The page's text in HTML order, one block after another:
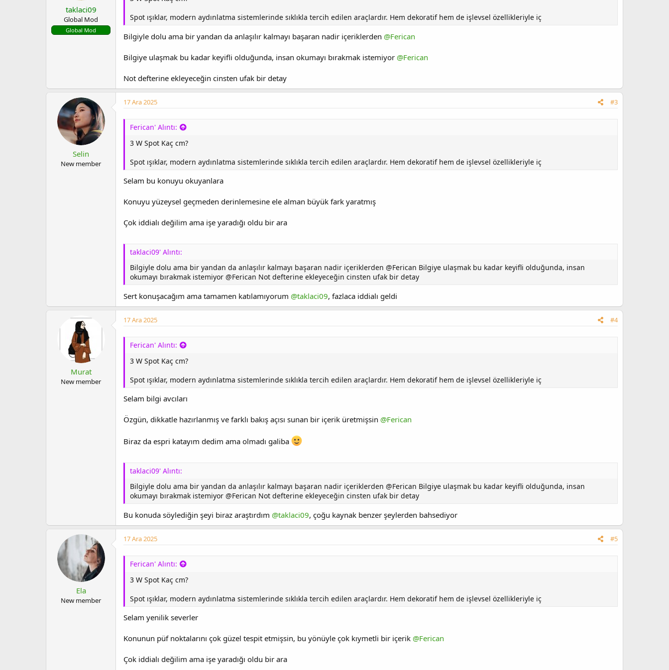
taklaci09
Global Mod
Global Mod
Spot ışıklar, modern aydınlatma sistemlerinde sıklıkla tercih edilen araçlardır. Hem dekoratif hem de işlevsel özellikleriyle iç
Bilgiyle dolu ama bir yandan da anlaşılır kalmayı başaran nadir içeriklerden @Ferican
Bilgiye ulaşmak bu kadar keyifli olduğunda, insan okumayı bırakmak istemiyor @Ferican
Not defterine ekleyeceğin cinsten ufak bir detay
Selin
New member
17 Ara 2025 #3
Ferican' Alıntı:
3 W Spot Kaç cm?
Spot ışıklar, modern aydınlatma sistemlerinde sıklıkla tercih edilen araçlardır. Hem dekoratif hem de işlevsel özellikleriyle iç
Selam bu konuyu okuyanlara
Konuyu yüzeysel geçmeden derinlemesine ele alman büyük fark yaratmış
Çok iddialı değilim ama işe yaradığı oldu bir ara
taklaci09' Alıntı:
Bilgiyle dolu ama bir yandan da anlaşılır kalmayı başaran nadir içeriklerden @Ferican Bilgiye ulaşmak bu kadar keyifli olduğunda, insan
okumayı bırakmak istemiyor @Ferican Not defterine ekleyeceğin cinsten ufak bir detay
Sert konuşacağım ama tamamen katılamıyorum @taklaci09, fazlaca iddialı geldi
Murat
New member
17 Ara 2025 #4
Ferican' Alıntı:
3 W Spot Kaç cm?
Spot ışıklar, modern aydınlatma sistemlerinde sıklıkla tercih edilen araçlardır. Hem dekoratif hem de işlevsel özellikleriyle iç
Selam bilgi avcıları
Özgün, dikkatle hazırlanmış ve farklı bakış açısı sunan bir içerik üretmişsin @Ferican
Biraz da espri katayım dedim ama olmadı galiba
taklaci09' Alıntı:
Bilgiyle dolu ama bir yandan da anlaşılır kalmayı başaran nadir içeriklerden @Ferican Bilgiye ulaşmak bu kadar keyifli olduğunda, insan
okumayı bırakmak istemiyor @Ferican Not defterine ekleyeceğin cinsten ufak bir detay
Bu konuda söylediğin şeyi biraz araştırdım @taklaci09, çoğu kaynak benzer şeylerden bahsediyor
Ela
New member
17 Ara 2025 #5
Ferican' Alıntı:
3 W Spot Kaç cm?
Spot ışıklar, modern aydınlatma sistemlerinde sıklıkla tercih edilen araçlardır. Hem dekoratif hem de işlevsel özellikleriyle iç
Selam yenilik severler
Konunun püf noktalarını çok güzel tespit etmişsin, bu yönüyle çok kıymetli bir içerik @Ferican
Çok iddialı değilim ama işe yaradığı oldu bir ara